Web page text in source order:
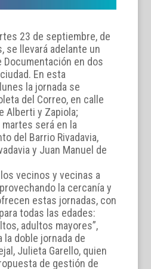
23 de septiembre, de
se llevará adelante un
Documentación en dos
En esta
la jornada se
del Correo, en calle
Alberti y Zapiola;
será en la
del Barrio Rivadavia,
y Juan Manuel de
vecinos y vecinas a
la cercanía y
estas jornadas, con
todas las edades:
adultos mayores”,
doble jornada de
Julieta Garello, quien
de gestión de